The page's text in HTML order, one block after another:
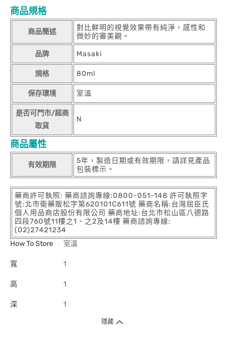
商品規格
商品簡述
對比鮮明的視覺效果帶有純淨，感性和
微妙的審美觀。
品牌 Masaki
規格 80ml
保存環境 室溫
是否可門市/超商
取貨
N
商品屬性
有效期限
5年，製造日期或有效期限，請詳見產品
包裝標示。
藥商許可執照: 藥商諮詢專線:0800-051-148 許可執照字
號:北市衛藥販松字第620101C611號 藥商名稱:台灣屈臣氏
個人用品商店股份有限公司 藥商地址:台北市松山區八德路
四段760號11樓之1、之2及14樓 藥商諮詢專線:
(02)27421234
How To Store
室溫
寬 1
高 1
深 1
隱藏